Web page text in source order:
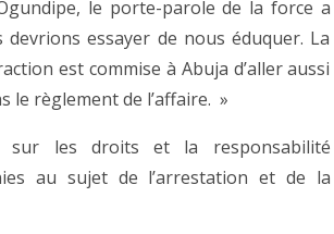
le porte-parole de la force a
essayer de nous éduquer. La
est commise à Abuja d’aller aussi
le règlement de l’affaire. »
sur les droits et la responsabilité
au sujet de l’arrestation et de la